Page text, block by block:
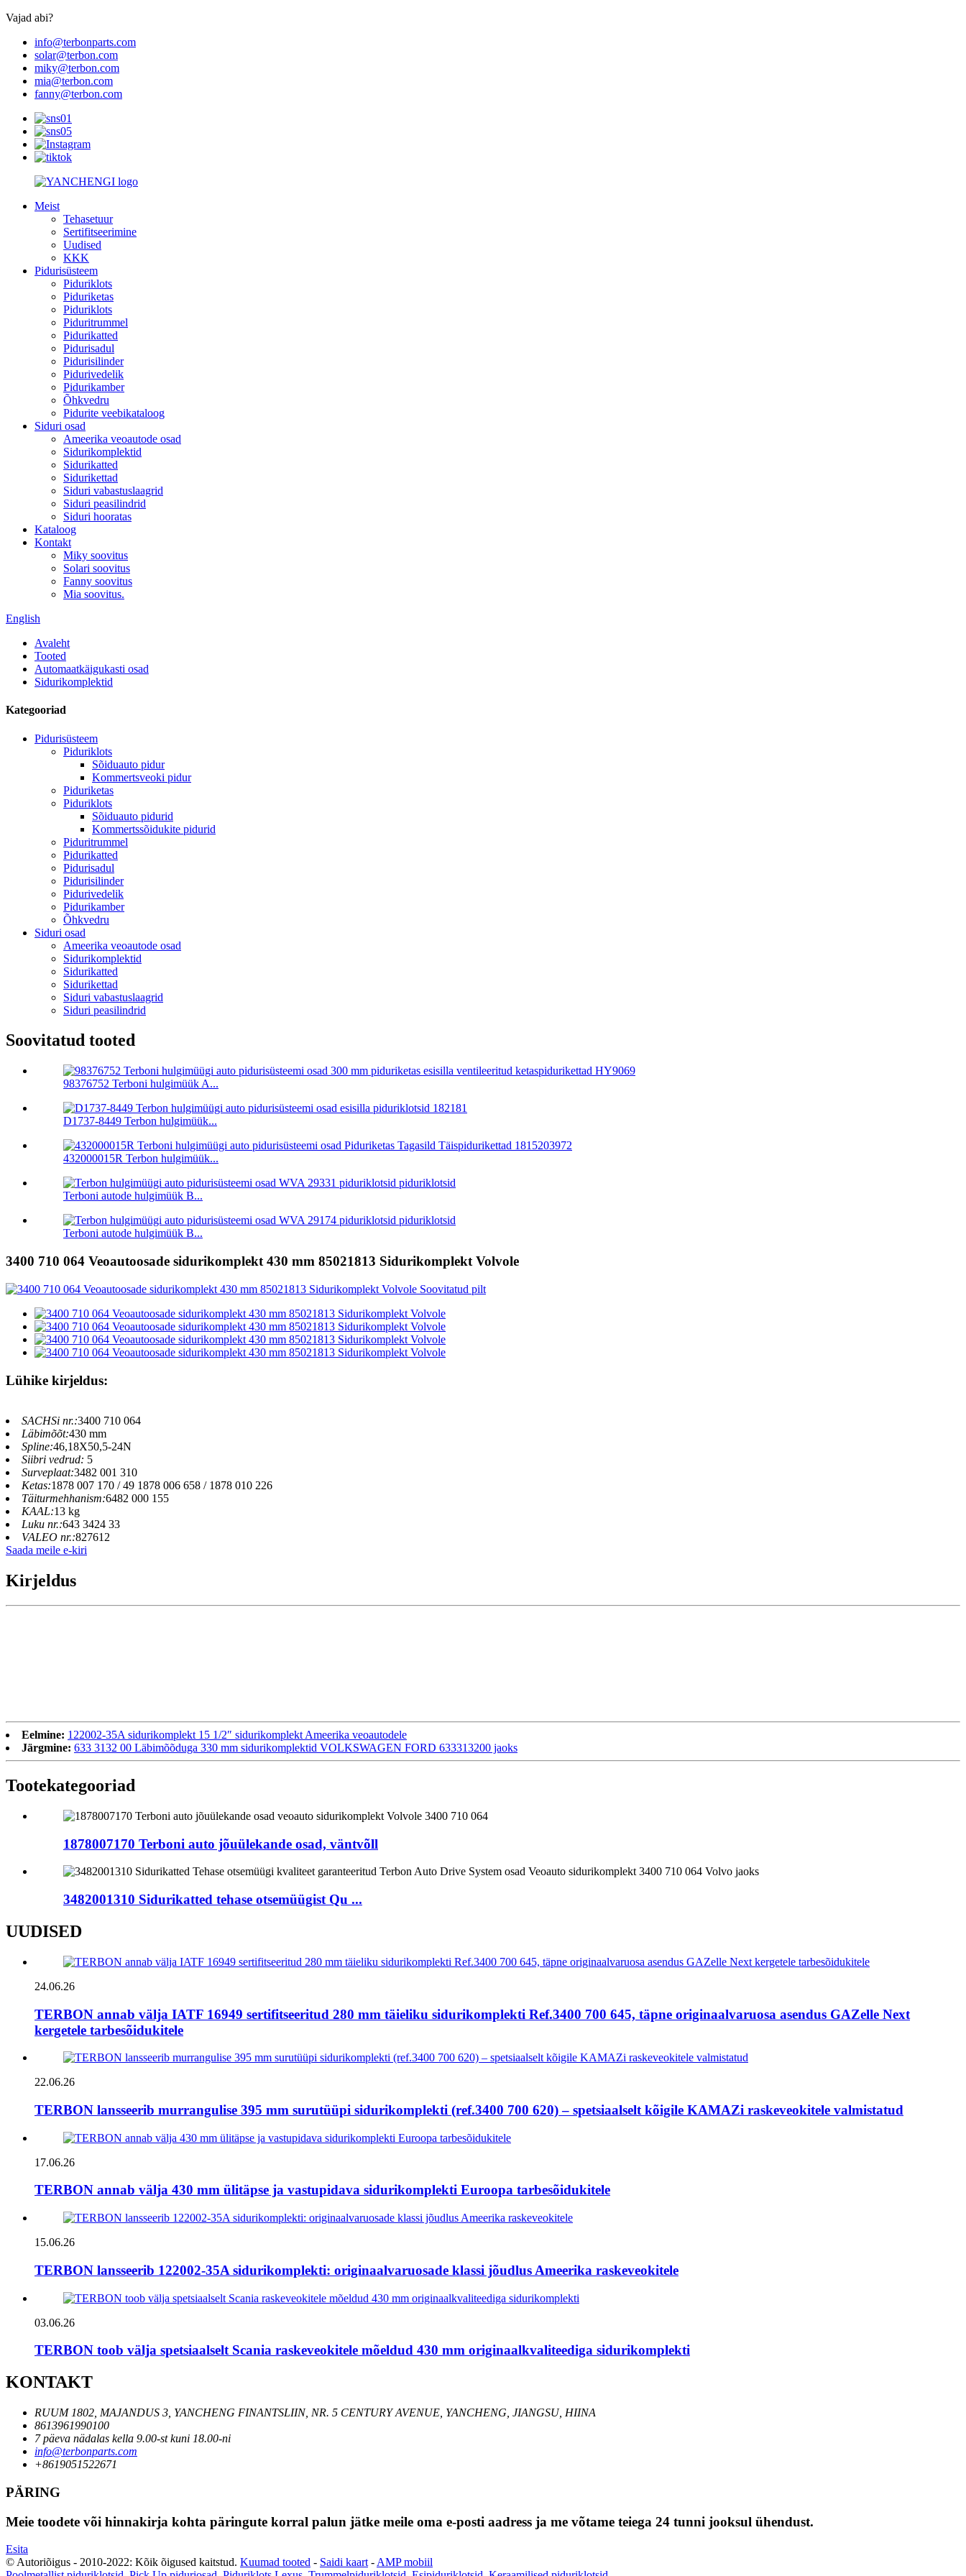
Vajad abi?
info@terbonparts.com
solar@terbon.com
miky@terbon.com
mia@terbon.com
fanny@terbon.com
Meist
Tehasetuur
Sertifitseerimine
Uudised
KKK
Pidurisüsteem
Piduriklots
Piduriketas
Piduriklots
Piduritrummel
Pidurikatted
Pidurisadul
Pidurisilinder
Pidurivedelik
Pidurikamber
Õhkvedru
Pidurite veebikataloog
Siduri osad
Ameerika veoautode osad
Sidurikomplektid
Sidurikatted
Sidurikettad
Siduri vabastuslaagrid
Siduri peasilindrid
Siduri hooratas
Kataloog
Kontakt
Miky soovitus
Solari soovitus
Fanny soovitus
Mia soovitus.
English
Avaleht
Tooted
Automaatkäigukasti osad
Sidurikomplektid
Kategooriad
Pidurisüsteem
Piduriklots
Sõiduauto pidur
Kommertsveoki pidur
Piduriketas
Piduriklots
Sõiduauto pidurid
Kommertssõidukite pidurid
Piduritrummel
Pidurikatted
Pidurisadul
Pidurisilinder
Pidurivedelik
Pidurikamber
Õhkvedru
Siduri osad
Ameerika veoautode osad
Sidurikomplektid
Sidurikatted
Sidurikettad
Siduri vabastuslaagrid
Siduri peasilindrid
Soovitatud tooted
98376752 Terboni hulgimüük A...
D1737-8449 Terbon hulgimüük...
432000015R Terbon hulgimüük...
Terboni autode hulgimüük B...
Terboni autode hulgimüük B...
3400 710 064 Veoautoosade sidurikomplekt 430 mm 85021813 Sidurikomplekt Volvole
Lühike kirjeldus:
SACHSi nr.:3400 710 064
Läbimõõt:430 mm
Spline:46,18X50,5-24N
Siibri vedrud: 5
Surveplaat:3482 001 310
Ketas:1878 007 170 / 49 1878 006 658 / 1878 010 226
Täiturmehhanism:6482 000 155
KAAL:13 kg
Luku nr.:643 3424 33
VALEO nr.:827612
Saada meile e-kiri
Kirjeldus
Eelmine: 122002-35A sidurikomplekt 15 1/2″ sidurikomplekt Ameerika veoautodele
Järgmine: 633 3132 00 Läbimõõduga 330 mm sidurikomplektid VOLKSWAGEN FORD 633313200 jaoks
Tootekategooriad
1878007170 Terboni auto jõuülekande osad, väntvõll
3482001310 Sidurikatted tehase otsemüügist Qu ...
UUDISED
24.06.26
TERBON annab välja IATF 16949 sertifitseeritud 280 mm täieliku sidurikomplekti Ref.3400 700 645, täpne originaalvaruosa asendus GAZelle Next
kergetele tarbesõidukitele
22.06.26
TERBON lansseerib murrangulise 395 mm surutüüpi sidurikomplekti (ref.3400 700 620) – spetsiaalselt kõigile KAMAZi raskeveokitele valmistatud
17.06.26
TERBON annab välja 430 mm ülitäpse ja vastupidava sidurikomplekti Euroopa tarbesõidukitele
15.06.26
TERBON lansseerib 122002-35A sidurikomplekti: originaalvaruosade klassi jõudlus Ameerika raskeveokitele
03.06.26
TERBON toob välja spetsiaalselt Scania raskeveokitele mõeldud 430 mm originaalkvaliteediga sidurikomplekti
KONTAKT
RUUM 1802, MAJANDUS 3, YANCHENG FINANTSLIIN, NR. 5 CENTURY AVENUE, YANCHENG, JIANGSU, HIINA
8613961990100
7 päeva nädalas kella 9.00-st kuni 18.00-ni
info@terbonparts.com
+8619051522671
PÄRING
Meie toodete või hinnakirja kohta päringute korral palun jätke meile oma e-posti aadress ja me võtame teiega 24 tunni jooksul ühendust.
Esita
© Autoriõigus - 2010-2022: Kõik õigused kaitstud. Kuumad tooted - Saidi kaart - AMP mobiil